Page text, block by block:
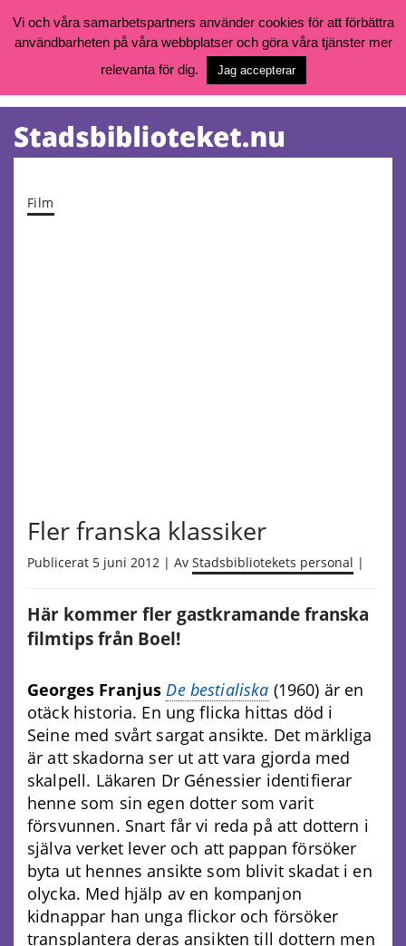
Vill du söka böcker, logga in på ditt bibliotekskonto eller nå övriga
goteborg.se/bibliotek
Öppettider, katalog och kontakt
Tjänster
Film
Fler franska klassiker
Publicerat 5 juni 2012 | Av Stadsbibliotekets personal |
Här kommer fler gastkramande franska
filmtips från Boel!
Georges Franjus De bestialiska (1960) är en
otäck historia. En ung flicka hittas död i
Seine med svårt sargat ansikte. Det märkliga
är att skadorna ser ut att vara gjorda med
skalpell. Läkaren Dr Génessier identifierar
henne som sin egen dotter som varit
försvunnen. Snart får vi reda på att dottern i
själva verket lever och att pappan försöker
byta ut hennes ansikte som blivit skadat i en
olycka. Med hjälp av en kompanjon
kidnappar han unga flickor och försöker
transplantera deras ansikten till dottern men
Vi och våra samarbetspartners använder cookies för att förbättra
användbarheten på våra webbplatser och göra våra tjänster mer
relevanta för dig.
Jag accepterar